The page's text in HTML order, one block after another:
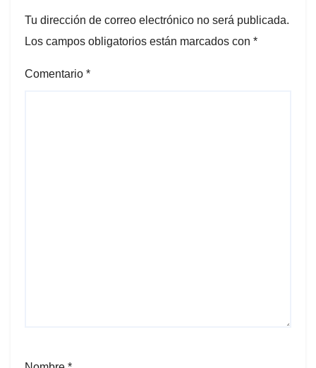
Tu dirección de correo electrónico no será publicada.
Los campos obligatorios están marcados con *
Comentario *